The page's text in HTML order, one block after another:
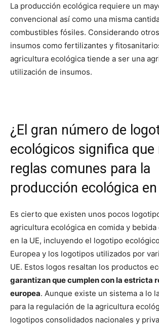
La producción ecológica requiere un
convencional así como una misma
combustibles fósiles. Considerando
insumos como fertilizantes y
agricultura ecológica tiende a ser una
utilización de insumos.
¿El gran número de
ecológicos significa que
reglas comunes para la
producción ecológica en
Es cierto que existen unos pocos
agricultura ecológica en comida y bebida
en la UE, incluyendo el logotipo
Europea y los logotipos utilizados por
UE. Estos logos resaltan los productos
garantizan que cumplen con la estricta
europea. Aunque existe un sistema a lo
para la regulación de la agricultura
logotipos consolidados nacionales y